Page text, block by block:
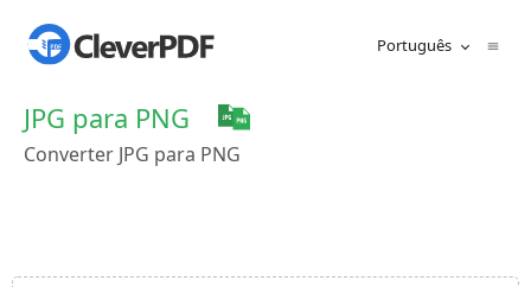
Português
JPG para PNG
Converter JPG para PNG